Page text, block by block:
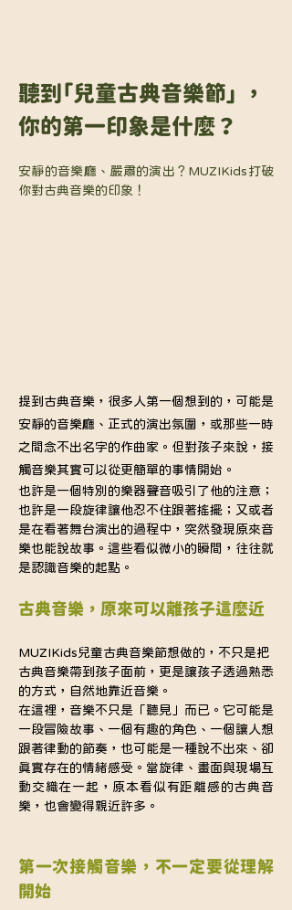
聽到「兒童古典音樂節」 ，
你的第一印象是什麼？
安靜的音樂廳、嚴肅的演出？MUZIKids打破
你對古典音樂的印象！
提到古典音樂，很多人第一個想到的，可能是
安靜的音樂廳、正式的演出氛圍，或那些一時
之間念不出名字的作曲家。但對孩子來說，接
觸音樂其實可以從更簡單的事情開始。
也許是一個特別的樂器聲音吸引了他的注意；
也許是一段旋律讓他忍不住跟著搖擺；又或者
是在看著舞台演出的過程中，突然發現原來音
樂也能說故事。這些看似微小的瞬間，往往就
是認識音樂的起點。
古典音樂，原來可以離孩子這麼近
MUZIKids兒童古典音樂節想做的，不只是把
古典音樂帶到孩子面前，更是讓孩子透過熟悉
的方式，自然地靠近音樂。
在這裡，音樂不只是「聽見」而已。它可能是
一段冒險故事、一個有趣的角色、一個讓人想
跟著律動的節奏，也可能是一種說不出來、卻
真實存在的情緒感受。當旋律、畫面與現場互
動交織在一起，原本看似有距離感的古典音
樂，也會變得親近許多。
第一次接觸音樂，不一定要從理解
開始